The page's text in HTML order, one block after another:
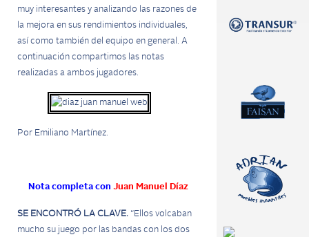
muy interesantes y analizando las razones de
la mejora en sus rendimientos individuales,
así como también del equipo en general. A
continuación compartimos las notas
realizadas a ambos jugadores.
Por Emiliano Martínez.
Nota completa con Juan Manuel Díaz
SE ENCONTRÓ LA CLAVE. “Ellos volcaban
mucho su juego por las bandas con los dos